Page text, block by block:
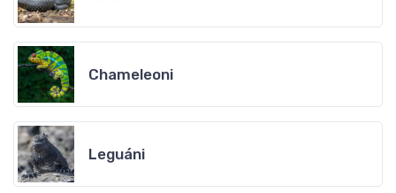
Chameleoni
Leguáni